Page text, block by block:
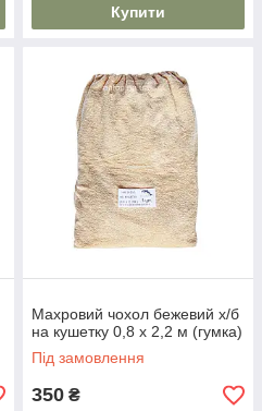
Купити
Махровий чохол бежевий х/б
на кушетку 0,8 х 2,2 м (гумка)
Під замовлення
350 ₴